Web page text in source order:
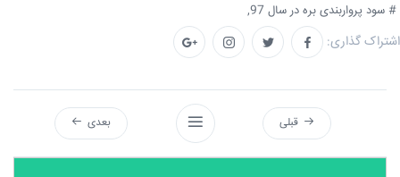
# سود پرواربندی بره در سال 97,
اشتراک گذاری:
قبلی بعدی